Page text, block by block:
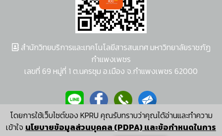
โดยการใช้เว็บไซต์ของ KPRU คุณรับทราบว่าคุณได้อ่านและทำความ
เข้าใจ นโยบายข้อมูลส่วนบุคคล (PDPA) และข้อกำหนดในการ
สำนักวิทยบริการและเทคโนโลยีสารสนเทศ มหาวิทยาลัยราชภัฏ
กำแพงเพชร
เลขที่ 69 หมู่ที่ 1 ต.นครชุม อ.เมือง จ.กำแพงเพชร 62000
ผู้พัฒนาระบบ อนุชา พวงผกา